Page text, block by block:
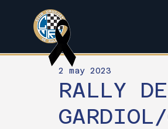
RALLY
GARDIOL/
2 may 2023